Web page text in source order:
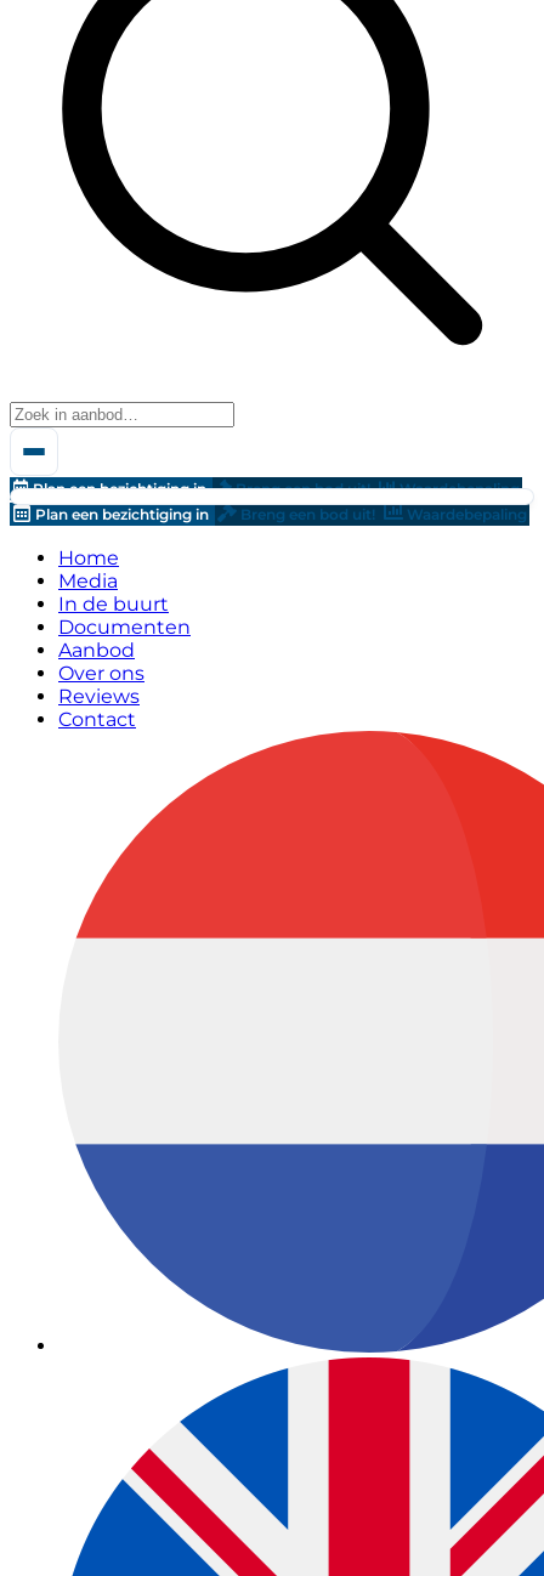
Plan een bezichtiging in Breng een bod uit!
Waardebepaling
Plan een bezichtiging in
Breng een bod uit! Waardebepaling
Home
Media
In de buurt
Documenten
Aanbod
Over ons
Reviews
Contact